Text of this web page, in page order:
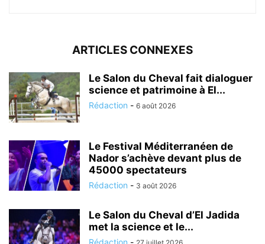
ARTICLES CONNEXES
Le Salon du Cheval fait dialoguer
science et patrimoine à El...
Rédaction - 6 août 2026
Le Festival Méditerranéen de
Nador s’achève devant plus de
45000 spectateurs
Rédaction - 3 août 2026
Le Salon du Cheval d’El Jadida
met la science et le...
Rédaction -